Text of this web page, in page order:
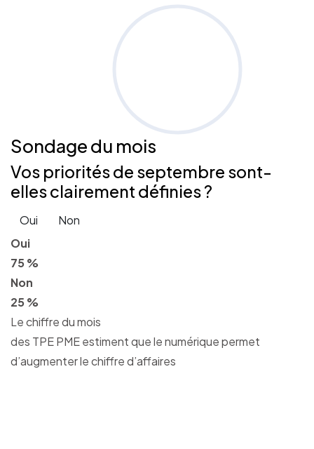
Sondagedu mois
Vos priorités de septembre sont-
elles clairement définies ?
Oui
Non
Oui
75 %
Non
25 %
Le chiffre du mois
des TPE PME estiment que le numérique permet
d’augmenter le chiffre d’affaires